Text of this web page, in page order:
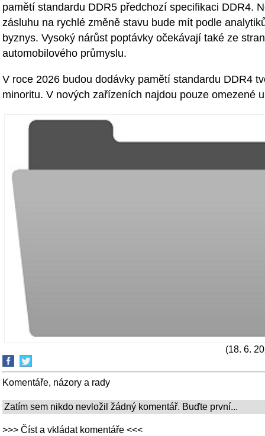
pamětí standardu DDR5 předchozí specifikaci DDR4.
zásluhu na rychlé změně stavu bude mít podle
byznys. Vysoký nárůst poptávky očekávají také ze
automobilového průmyslu.
V roce 2026 budou dodávky pamětí standardu DDR4
minoritu. V nových zařízeních najdou pouze omezené
(18. 6.
Komentáře, názory a rady
Zatím sem nikdo nevložil žádný komentář. Buďte první...
>>> Číst a vkládat komentáře <<<